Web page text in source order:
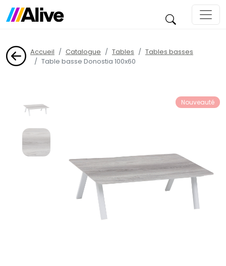
Accueil Catalogue Tables
Tables basses
Table basse Donostia 100x60
Nouveauté